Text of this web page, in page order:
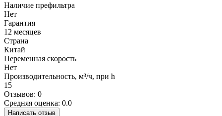
Наличие префильтра
Нет
Гарантия
12 месяцев
Страна
Китай
Переменная скорость
Нет
Производительность, м³/ч, при h
15
Отзывов: 0
Средняя оценка: 0.0
Написать отзыв